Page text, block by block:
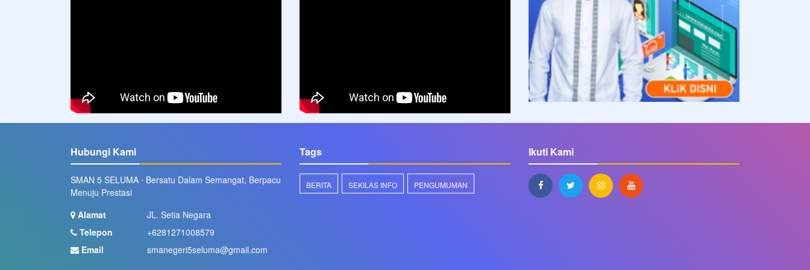
Hubungi Kami
SMAN 5 SELUMA ⋅ Bersatu Dalam Semangat, Berpacu
Menuju Prestasi
Alamat
JL. Setia Negara
Telepon
+6281271008579
Email
smanegeri5seluma@gmail.com
Tags
BERITA SEKILAS INFO PENGUMUMAN
Ikuti Kami